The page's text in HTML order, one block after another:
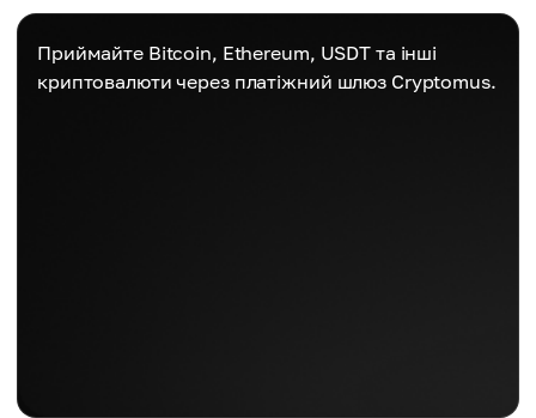
Приймайте Bitcoin, Ethereum, USDT та інші
криптовалюти через платіжний шлюз Cryptomus.